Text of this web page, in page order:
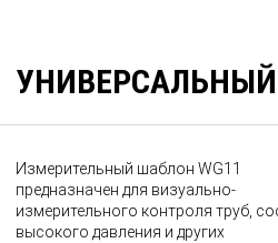
Измерительный шаблон WG11
предназначен для визуально-
измерительного контроля труб,
высокого давления и других